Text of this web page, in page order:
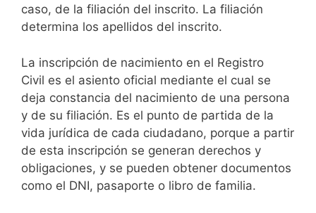
caso, de la filiación del inscrito. La filiación
determina los apellidos del inscrito.
La inscripción de nacimiento en el Registro
Civil es el asiento oficial mediante el cual se
deja constancia del nacimiento de una persona
y de su filiación. Es el punto de partida de la
vida jurídica de cada ciudadano, porque a partir
de esta inscripción se generan derechos y
obligaciones, y se pueden obtener documentos
como el DNI, pasaporte o libro de familia.